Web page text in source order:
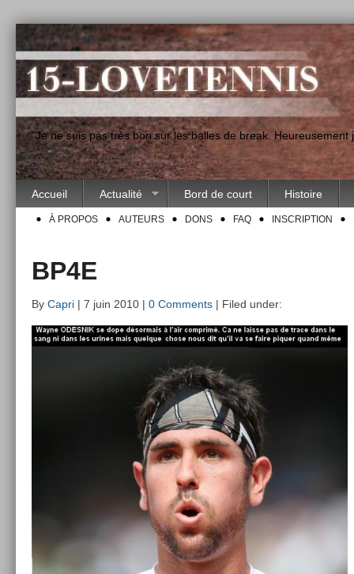
"Je ne suis pas très bon sur les balles de break.
Accueil Actualité Bord de court Histoire
À PROPOS AUTEURS DONS FAQ INSCRIPTION
BP4E
By Capri | 7 juin 2010 | 0 Comments | Filed under: